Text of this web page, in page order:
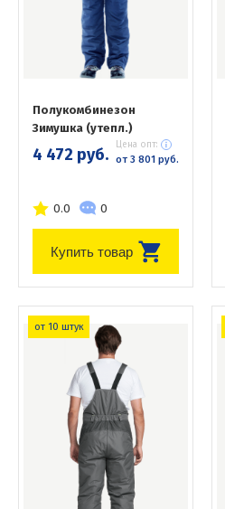
Полукомбинезон
Зимушка (утепл.)
4 472 руб. Цена опт:
от 3 801 руб.
0.0 0
Купить товар
от 10 штук